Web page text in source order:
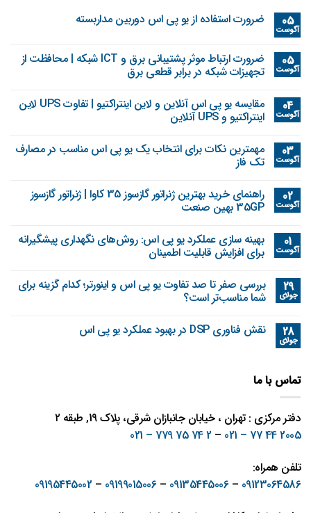
05
آگوست
ضرورت استفاده از یو پی اس دوربین مداربسته
05
آگوست
ضرورت ارتباط موثر پشتیبانی برق و ICT شبکه | محافظت از
تجهیزات شبکه در برابر قطعی برق
04
آگوست
مقایسه یو پی اس آنلاین و لاین اینتراکتیو | تفاوت UPS لاین
اینتراکتیو و UPS آنلاین
03
آگوست
مهمترین نکات برای انتخاب یک یو پی اس مناسب در مصارف
تک فاز
02
آگوست
راهنمای خرید بهترین ژنراتور گازسوز 35 کاوا | ژنراتور گازسوز
35GP بهین صنعت
01
آگوست
بهینه‌ سازی عملکرد یو پی اس: روش‌های نگهداری پیشگیرانه
برای افزایش قابلیت اطمینان
29
جولای
بررسی صفر تا صد تفاوت یو پی اس و اینورتر؛ کدام گزینه برای
شما مناسب‌تر است؟
28
جولای
نقش فناوری DSP در بهبود عملکرد یو پی اس
تماس با ما
دفتر مرکزی : تهران ، خیابان جانبازان شرقی، پلاک 19, طبقه ۲
2005 44 77 – 021
–
2 74 75 779 – 021
تلفن همراه:
09123064586
–
09135445006
–
09199015006
–
09195445002